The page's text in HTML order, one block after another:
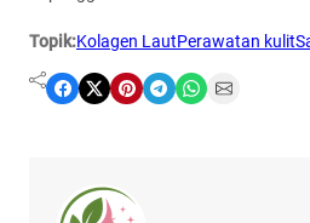
Topik:Kolagen LautPerawatan kulit
Share on Facebook Share on X Share on Pinterest Share on Telegram Share on WhatsApp Share on Email